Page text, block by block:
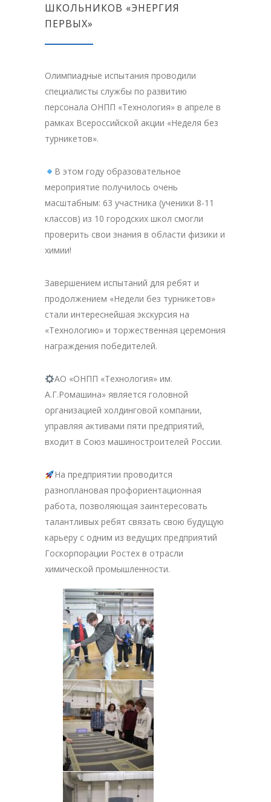
ШКОЛЬНИКОВ «ЭНЕРГИЯ
ПЕРВЫХ»
Олимпиадные испытания проводили
специалисты службы по развитию
персонала ОНПП «Технология» в апреле в
рамках Всероссийской акции «Неделя без
турникетов».
В этом году образовательное
мероприятие получилось очень
масштабным: 63 участника (ученики 8-11
классов) из 10 городских школ смогли
проверить свои знания в области физики и
химии!
Завершением испытаний для ребят и
продолжением «Недели без турникетов»
стали интереснейшая экскурсия на
«Технологию» и торжественная церемония
награждения победителей.
АО «ОНПП «Технология» им.
А.Г.Ромашина» является головной
организацией холдинговой компании,
управляя активами пяти предприятий,
входит в Союз машиностроителей России.
На предприятии проводится
разноплановая профориентационная
работа, позволяющая заинтересовать
талантливых ребят связать свою будущую
карьеру с одним из ведущих предприятий
Госкорпорации Ростех в отрасли
химической промышленности.